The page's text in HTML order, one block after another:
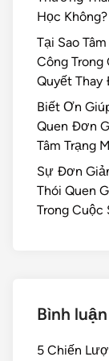
Học Không?
Tại Sao
Công Trong
Quyết
Biết Ơn
Quen Đơn
Tâm Trạng
Sự Đơn
Thói Quen
Trong Cuộc
Bình luận
5 Chiến